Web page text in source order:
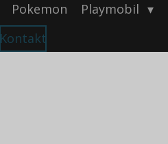
Pokemon Playmobil
Kontakt